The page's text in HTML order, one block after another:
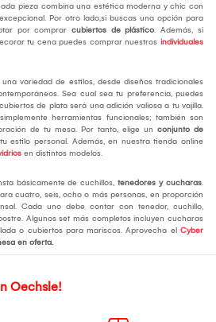
pieza combina una estética moderna y chic con
Por otro lado,si buscas una opción para
por comprar cubiertos de plástico. Además, si
tu cena puedes comprar nuestros individuales
variedad de estilos, desde diseños tradicionales
Sea cual sea tu preferencia, puedes
de plata será una adición valiosa a tu vajilla.
herramientas funcionales; también son
de tu mesa. Por tanto, elige un conjunto de
estilo personal. Además, en nuestra tienda online
en distintos modelos.
básicamente de cuchillos, tenedores y cucharas.
cuatro, seis, ocho o más personas, en proporción
Cada uno debe contar con tenedor, cuchillo,
Algunos set más completos incluyen cucharas
o cubiertos para mariscos. Aprovecha el Cyber
en oferta.
Oechsle!